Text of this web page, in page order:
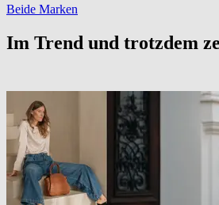
Beide Marken
Im Trend und trotzdem